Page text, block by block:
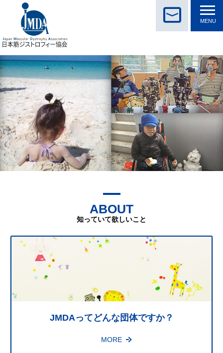
MENU
JMDA
の
ス
ロ
ー
ン：
ABOUT
知っていて欲しいこと
JMDAってどんな団体ですか？
MORE